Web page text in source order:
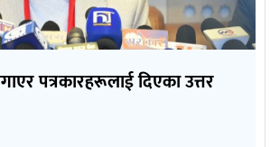
पत्रकारहरूलाई दिएका उत्तर